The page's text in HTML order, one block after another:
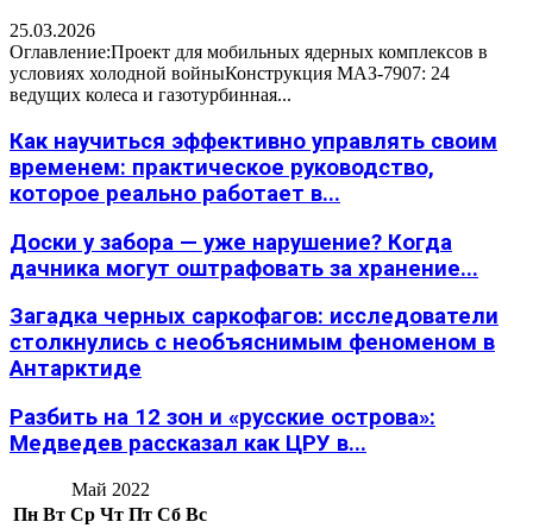
25.03.2026
Оглавление:Проект для мобильных ядерных комплексов в
условиях холодной войныКонструкция МАЗ-7907: 24
ведущих колеса и газотурбинная...
Как научиться эффективно управлять своим
временем: практическое руководство,
которое реально работает в...
Доски у забора — уже нарушение? Когда
дачника могут оштрафовать за хранение...
Загадка черных саркофагов: исследователи
столкнулись с необъяснимым феноменом в
Антарктиде
Разбить на 12 зон и «русские острова»:
Медведев рассказал как ЦРУ в...
Май 2022
Пн Вт Ср Чт Пт Сб Вс